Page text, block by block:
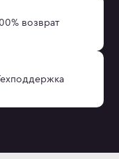
возврат